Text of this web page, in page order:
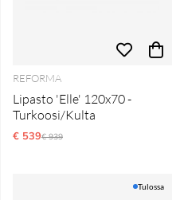
REFORMA
Lipasto 'Elle' 120x70 -
Turkoosi/Kulta
€ 539Normaali hinta
€ 939
Tulossa